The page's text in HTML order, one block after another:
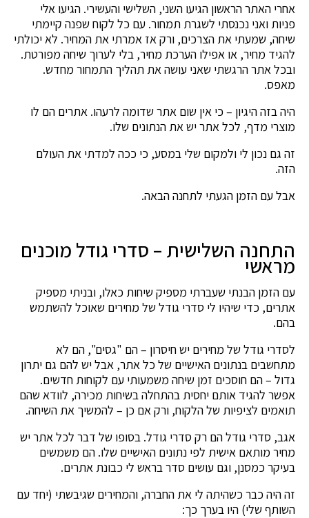
אחרי האתר הראשון הגיעו השני, השלישי והעשירי. הגיעו אלי
פניות ואני נכנסתי לשגרת תמחור. עם כל לקוח שפנה קיימתי
שיחה, שמעתי את הצרכים, ורק אז אמרתי את המחיר. לא יכולתי
להגיד מחיר, או אפילו הערכת מחיר, בלי לערוך שיחה מפורטת.
ובכל אתר הרגשתי שאני עושה את תהליך התמחור מחדש.
מאפס.
היה בזה היגיון – כי אין שום אתר שדומה לרעהו. אתרים הם לו
מוצרי מדף, לכל אתר יש את הנתונים שלו.
זה גם נכון לי ולמקום שלי במסע, כי ככה למדתי את העולם
הזה.
אבל עם הזמן הגעתי לתחנה הבאה.
התחנה השלישית – סדרי גודל מוכנים
מראשי
עם הזמן הבנתי שעברתי מספיק שיחות כאלו, ובניתי מספיק
אתרים, כדי שיהיו לי סדרי גודל של מחירים שאוכל להשתמש
בהם.
לסדרי גודל של מחירים יש חיסרון – הם "גסים", הם לא
מתחשבים בנתונים האישיים של כל אתר, אבל יש להם גם יתרון
גדול – הם חוסכים זמן שיחה משמעותי עם לקוחות חדשים.
אפשר להגיד אותם יחסית בהתחלה בשיחות מכירה, לוודא שהם
תואמים לציפיות של הלקוח, ורק אם כן – להמשיך את השיחה.
אגב, סדרי גודל הם רק סדרי גודל. בסופו של דבר לכל אתר יש
מחיר מותאם אישית לפי נתונים האישיים שלו. הם משמשים
בעיקר כמסנן, וגם עושים סדר בראש לי כבונת אתרים.
זה היה כבר כשהיתה לי את החברה, והמחירים שגיבשתי (יחד עם
השותף שלי) היו בערך כך: